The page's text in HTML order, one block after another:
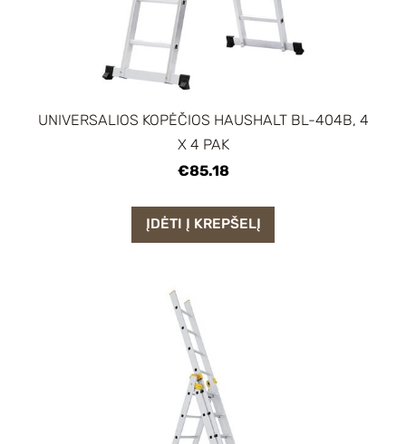
UNIVERSALIOS KOPĖČIOS HAUSHALT BL-404B, 4
X 4 PAK
€85.18
ĮDĖTI Į KREPŠELĮ